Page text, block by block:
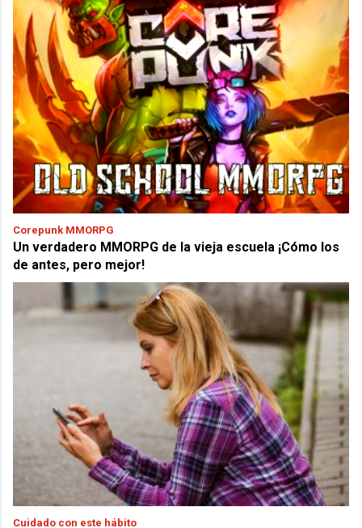
Corepunk MMORPG
Un verdadero MMORPG de la vieja escuela ¡Cómo los
de antes, pero mejor!
Cuidado con este hábito